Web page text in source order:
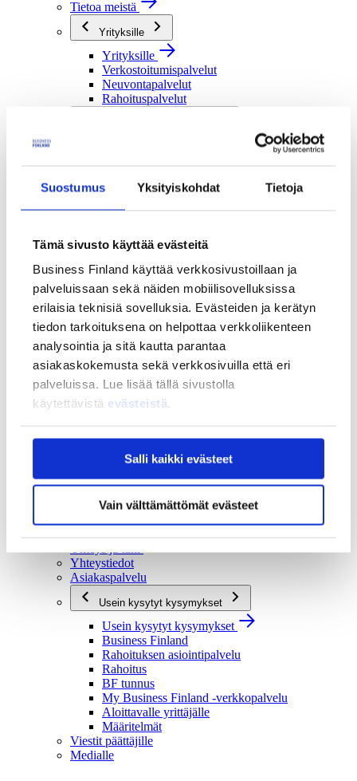
Suostumus Yksityiskohdat Tietoja
Tämä sivusto käyttää evästeitä
Business Finland käyttää verkkosivustoillaan ja
palveluissaan sekä näiden mobiilisovelluksissa
erilaisia teknisiä sovelluksia. Evästeiden ja kerätyn
tiedon tarkoituksena on helpottaa verkkoliikenteen
analysointia ja sitä kautta parantaa
asiakaskokemusta sekä verkkosivuilla että eri
palveluissa. Lue lisää tällä sivustolla
käytettävistä evästeistä.
Salli kaikki evästeet
Vain välttämättömät evästeet
Tietoa meistä
Yrityksille
Yrityksille
Verkostoitumispalvelut
Neuvontapalvelut
Rahoituspalvelut
Verkostoitumispalvelut
Rahoituspalvelut
Me olemme Business Finland
Me olemme Business Finland
Organisaatiomme
Töihin meille
Toimintaverkostomme
Strategia ja vaikuttavuus
Business Finlandin strategia 2030
Uutiset
Tapahtumat
Yhteys ja tuki
Yhteystiedot
Asiakaspalvelu
Usein kysytyt kysymykset
Usein kysytyt kysymykset
Business Finland
Rahoituksen asiointipalvelu
Rahoitus
BF tunnus
My Business Finland -verkkopalvelu
Aloittavalle yrittäjälle
Määritelmät
Viestit päättäjille
Medialle